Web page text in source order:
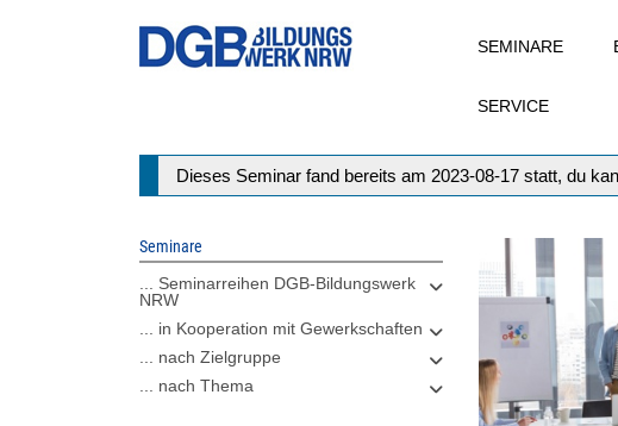
SEMINARE
SERVICE
Statusmeldung
Dieses Seminar fand bereits am 2023-08-17 statt, du
Seminare
... Seminarreihen DGB-Bildungswerk
NRW
... in Kooperation mit Gewerkschaften
... nach Zielgruppe
... nach Thema